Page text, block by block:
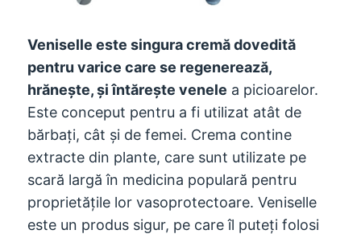
Veniselle este singura cremă dovedită
pentru varice care se regenerează,
hrănește, și întărește venele a picioarelor.
Este conceput pentru a fi utilizat atât de
bărbați, cât și de femei. Crema contine
extracte din plante, care sunt utilizate pe
scară largă în medicina populară pentru
proprietățile lor vasoprotectoare. Veniselle
este un produs sigur, pe care îl puteți folosi